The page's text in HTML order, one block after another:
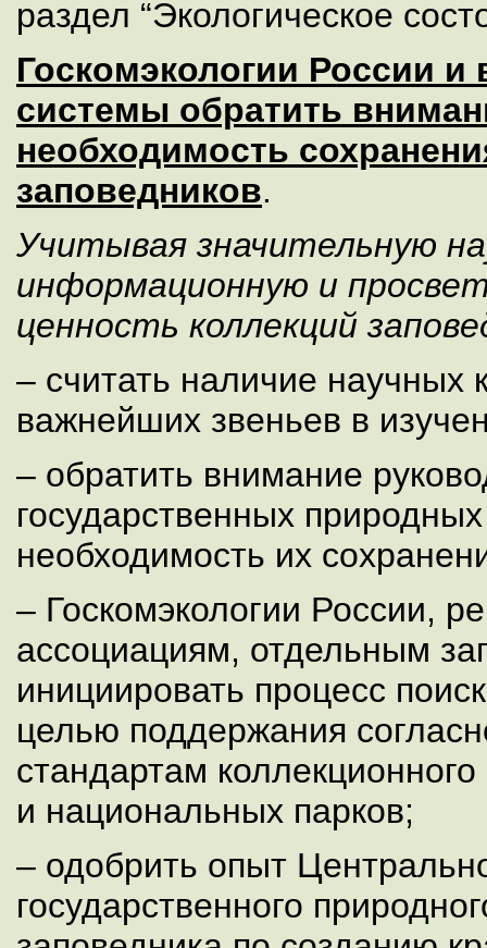
раздел “Экологическое
Госкомэкологии России и
системы обратить
необходимость
заповедников.
Учитывая значительную
информационную и
ценность коллекций
– считать наличие научных
важнейших звеньев в
– обратить внимание
государственных
необходимость их
– Госкомэкологии России,
ассоциациям, отдельным
инициировать процесс
целью поддержания
стандартам
и национальных парков;
– одобрить опыт
государственного